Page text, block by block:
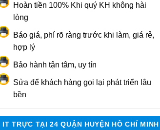
Hoàn tiền 100% Khi quý KH không hài
lòng
Báo giá, phí rõ ràng trước khi làm, giá rẻ,
hợp lý
Bảo hành tận tâm, uy tín
Sửa để khách hàng gọi lại phát triển lâu
bền
IT TRỰC TẠI 24 QUẬN HUYỆN HỒ CHÍ MINH